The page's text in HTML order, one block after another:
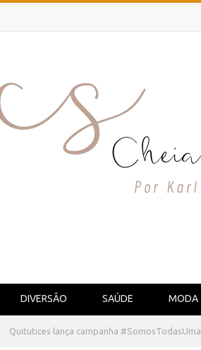
DIVERSÃO SAÚDE MODA
Quitutices lança campanha #SomosTodasUma